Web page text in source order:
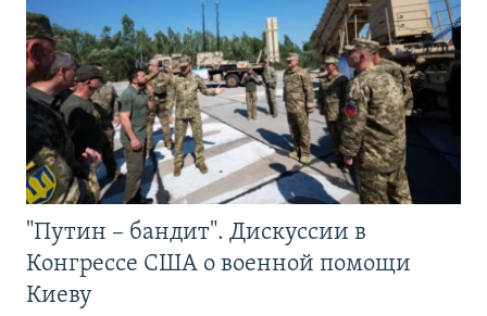
"Путин – бандит". Дискуссии в
Конгрессе США о военной помощи
Киеву